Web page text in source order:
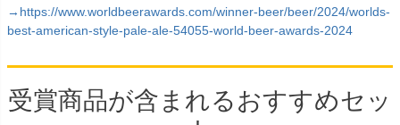
→https://www.worldbeerawards.com/winner-beer/beer/2024/worlds-
best-american-style-pale-ale-54055-world-beer-awards-2024
受賞商品が含まれるおすすめセッ